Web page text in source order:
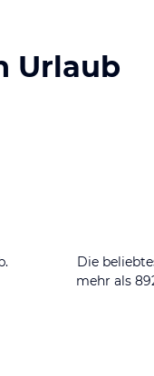
Urlaub
Die
mehr als